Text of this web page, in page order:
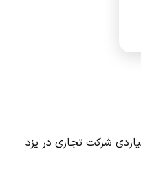
شرکت تجاری در یزد